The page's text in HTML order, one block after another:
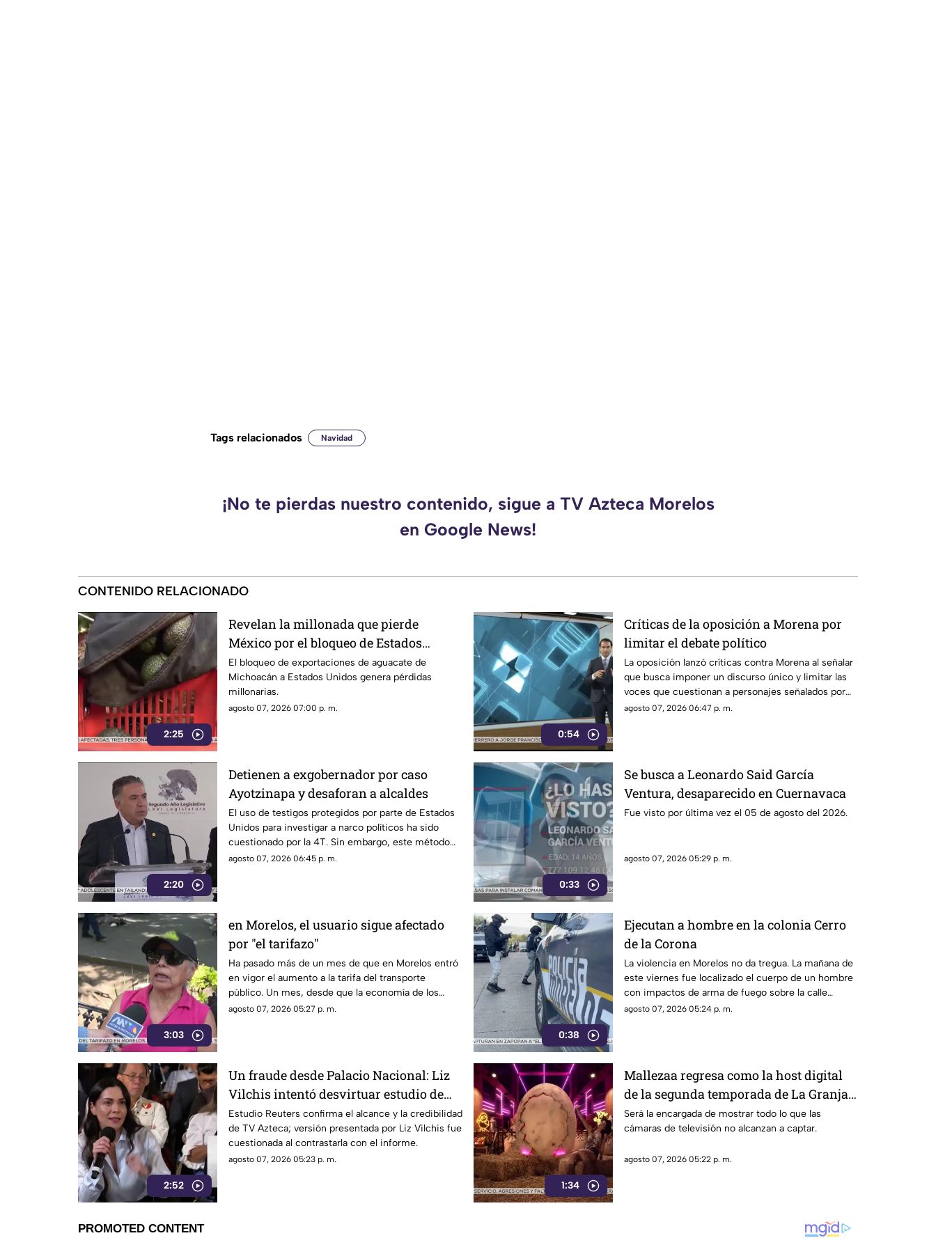
Tags relacionados Navidad
¡No te pierdas nuestro contenido, sigue a TV Azteca Morelos
en Google News!
CONTENIDO RELACIONADO
2:25
Revelan la millonada que pierde
México por el bloqueo de Estados
Unidos al aguacate de Michoacán
El bloqueo de exportaciones de aguacate de
Michoacán a Estados Unidos genera pérdidas
millonarias.
agosto 07, 2026 07:00 p. m.
0:54
Críticas de la oposición a Morena por
limitar el debate político
La oposición lanzó críticas contra Morena al señalar
que busca imponer un discurso único y limitar las
voces que cuestionan a personajes señalados por
presuntos vínculos con la narcopolítica de la 4T.
agosto 07, 2026 06:47 p. m.
2:20
Detienen a exgobernador por caso
Ayotzinapa y desaforan a alcaldes
El uso de testigos protegidos por parte de Estados
Unidos para investigar a narco políticos ha sido
cuestionado por la 4T. Sin embargo, este método
también ha colocado bajo la lupa a funcionarios y
agosto 07, 2026 06:45 p. m.
0:33
Se busca a Leonardo Said García
Ventura, desaparecido en Cuernavaca
Fue visto por última vez el 05 de agosto del 2026.
agosto 07, 2026 05:29 p. m.
3:03
en Morelos, el usuario sigue afectado
por "el tarifazo"
Ha pasado más de un mes de que en Morelos entró
en vigor el aumento a la tarifa del transporte
público. Un mes, desde que la economía de los
morelenses se vio afectada y los ciudadanos
agosto 07, 2026 05:27 p. m.
0:38
Ejecutan a hombre en la colonia Cerro
de la Corona
La violencia en Morelos no da tregua. La mañana de
este viernes fue localizado el cuerpo de un hombre
con impactos de arma de fuego sobre la calle
alianza nacional, en la colonia cerro de la corona, en
agosto 07, 2026 05:24 p. m.
2:52
Un fraude desde Palacio Nacional: Liz
Vilchis intentó desvirtuar estudio de
Reuters sobre la credibilidad de TV
Azteca
Estudio Reuters confirma el alcance y la credibilidad
de TV Azteca; versión presentada por Liz Vilchis fue
cuestionada al contrastarla con el informe.
agosto 07, 2026 05:23 p. m.
1:34
Mallezaa regresa como la host digital
de la segunda temporada de La Granja
VIP
Será la encargada de mostrar todo lo que las
cámaras de televisión no alcanzan a captar.
agosto 07, 2026 05:22 p. m.